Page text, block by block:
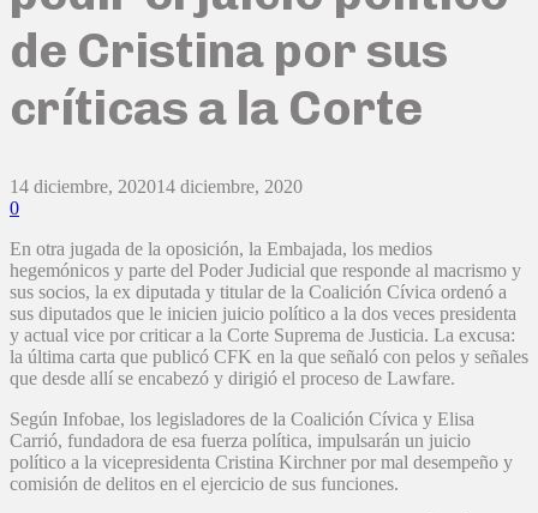
de Cristina por sus
críticas a la Corte
14 diciembre, 202014 diciembre, 2020
0
En otra jugada de la oposición, la Embajada, los medios
hegemónicos y parte del Poder Judicial que responde al macrismo y
sus socios, la ex diputada y titular de la Coalición Cívica ordenó a
sus diputados que le inicien juicio político a la dos veces presidenta
y actual vice por criticar a la Corte Suprema de Justicia. La excusa:
la última carta que publicó CFK en la que señaló con pelos y señales
que desde allí se encabezó y dirigió el proceso de Lawfare.
Según Infobae, los legisladores de la Coalición Cívica y Elisa
Carrió, fundadora de esa fuerza política, impulsarán un juicio
político a la vicepresidenta Cristina Kirchner por mal desempeño y
comisión de delitos en el ejercicio de sus funciones.